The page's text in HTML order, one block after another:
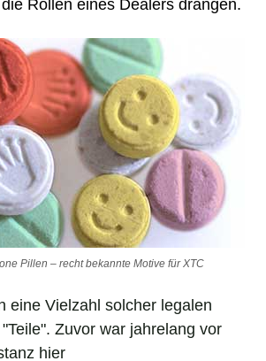
Rollen eines Dealers drängen.
Pillen – recht bekannte Motive für XTC
eine Vielzahl solcher legalen
Zuvor war jahrelang vor
hier